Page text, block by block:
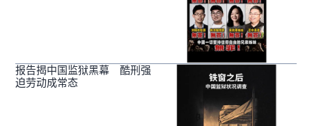
报告揭中国监狱黑幕 酷刑强
迫劳动成常态